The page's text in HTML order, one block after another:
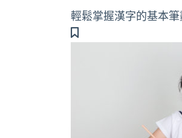
輕鬆掌握漢字的基本